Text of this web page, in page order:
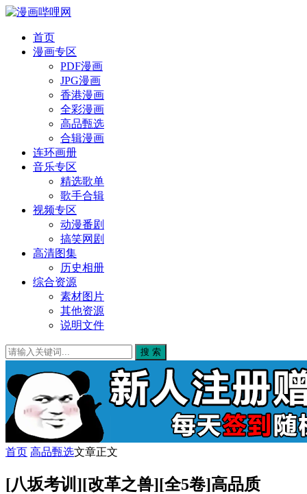
首页
漫画专区
PDF漫画
JPG漫画
香港漫画
全彩漫画
高品甄选
合辑漫画
连环画册
音乐专区
精选歌单
歌手合辑
视频专区
动漫番剧
搞笑网剧
高清图集
历史相册
综合资源
素材图片
其他资源
说明文件
搜 索
首页 高品甄选文章正文
[八坂考训][改革之兽][全5卷]高品质